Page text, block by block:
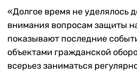
«Долгое время не уделялось
внимания вопросам защиты
показывают последние
объектами гражданской
всерьез заниматься